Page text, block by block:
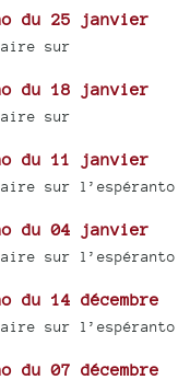
du 25 janvier
sur
du 18 janvier
sur
du 11 janvier
sur l’espéranto
du 04 janvier
sur l’espéranto
du 14 décembre
sur l’espéranto
du 07 décembre